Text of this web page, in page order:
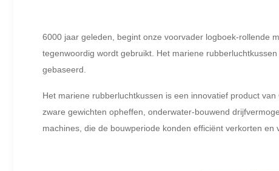
6000 jaar geleden, begint onze voorvader logboek-rollende
tegenwoordig wordt gebruikt. Het mariene
gebaseerd.
Het mariene rubberluchtkussen is een innovatief product
zware gewichten opheffen, onderwater-bouwend
machines, die de bouwperiode konden efficiënt verkorten en